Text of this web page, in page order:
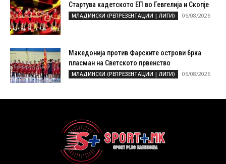
Стартува кадетското ЕП во Гевгелија и Скопје
МЛАДИНСКИ (РЕПРЕЗЕНТАЦИИ | ЛИГИ) 06/08/2026
Македонија против Фарските острови брка
пласман на Светското првенство
МЛАДИНСКИ (РЕПРЕЗЕНТАЦИИ | ЛИГИ) 06/08/2026